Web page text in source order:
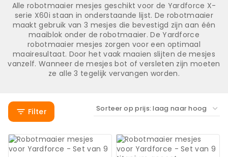
Alle robotmaaier mesjes geschikt voor de Yardforce X-
serie X60i staan in onderstaande lijst. De robotmaaier
maakt gebruik van 3 mesjes die bevestigd zijn aan één
maaiblok onder de robotmaaier. De Yardforce
robotmaaier mesjes zorgen voor een optimaal
maairesultaat. Door het vaak maaien slijten de mesjes
vanzelf. Wanneer de mesjes bot of versleten zijn moeten
ze alle 3 tegelijk vervangen worden.
Filter